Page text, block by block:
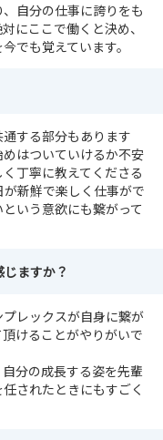
自分の仕事に誇りをも
にここで働くと決め、
でも覚えています。
する部分もあります
はついていけるか不安
丁寧に教えてくださる
新鮮で楽しく仕事がで
いう意欲にも繋がって
ますか？
レックスが自身に繋が
けることがやりがいで
分の成長する姿を先輩
されたときにもすごく